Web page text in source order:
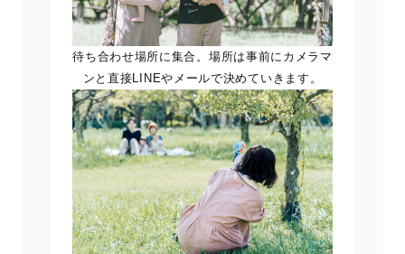
待ち合わせ場所に集合。場所は事前にカメラマ
ンと直接LINEやメールで決めていきます。